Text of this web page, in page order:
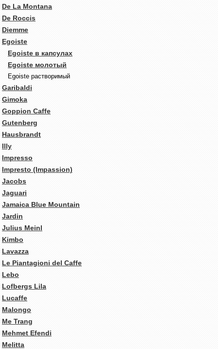
De La Montana
De Roccis
Diemme
Egoiste
Egoiste в капсулах
Egoiste молотый
Egoiste растворимый
Garibaldi
Gimoka
Goppion Caffe
Gutenberg
Hausbrandt
Illy
Impresso
Impresto (Impassion)
Jacobs
Jaguari
Jamaica Blue Mountain
Jardin
Julius Meinl
Kimbo
Lavazza
Le Piantagioni del Caffe
Lebo
Lofbergs Lila
Lucaffe
Malongo
Me Trang
Mehmet Efendi
Melitta